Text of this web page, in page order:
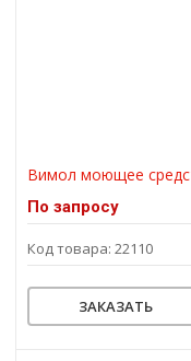
Вимол моющее
По запросу
Код товара: 22110
ЗАКАЗАТЬ